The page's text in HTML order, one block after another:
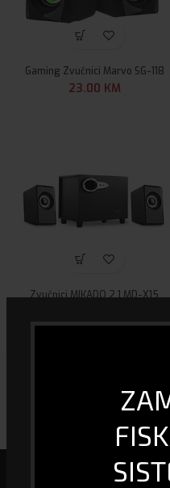
Gaming Zvučnici Marvo SG-118
23.00 KM
Zvučnici MIKADO 2 1 MD-X15